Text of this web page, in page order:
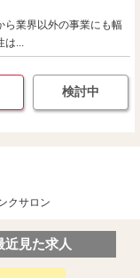
ら業界以外の事業にも幅
は...
検討中
クサロン
近見た求人